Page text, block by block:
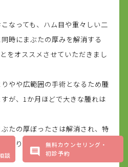
なっても、ハム目や重々しい二
時にまぶたの厚みを解消する
をオススメさせていただきまし
やや広範囲の手術となるため腫
が、1か月ほどで大きな腫れは
たの厚ぼったさは解消され、特
きりしているのが分かっていた
談
無料カウンセリング・
初診予約